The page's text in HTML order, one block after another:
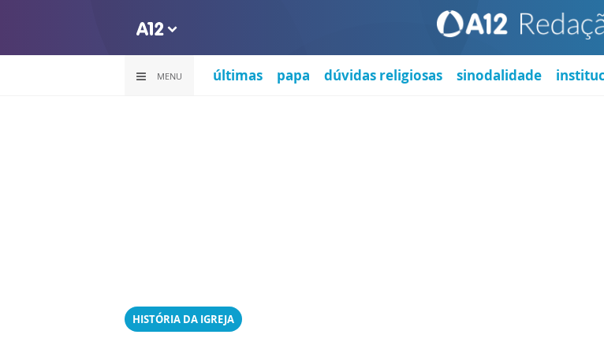
MENU últimas papa dúvidas religiosas sinodalidade
HISTÓRIA DA IGREJA